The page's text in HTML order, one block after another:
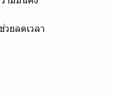
ยลดเวลา